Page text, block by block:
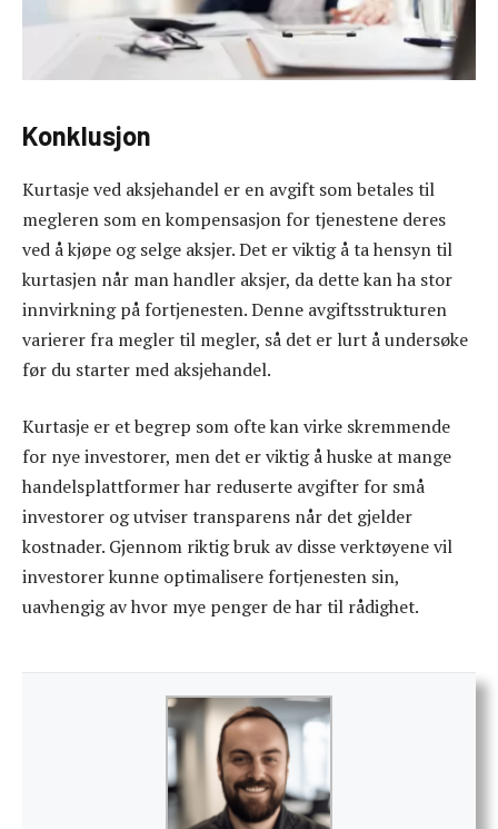
Konklusjon
Kurtasje ved aksjehandel er en avgift som betales til
megleren som en kompensasjon for tjenestene deres
ved å kjøpe og selge aksjer. Det er viktig å ta hensyn til
kurtasjen når man handler aksjer, da dette kan ha stor
innvirkning på fortjenesten. Denne avgiftsstrukturen
varierer fra megler til megler, så det er lurt å undersøke
før du starter med aksjehandel.
Kurtasje er et begrep som ofte kan virke skremmende
for nye investorer, men det er viktig å huske at mange
handelsplattformer har reduserte avgifter for små
investorer og utviser transparens når det gjelder
kostnader. Gjennom riktig bruk av disse verktøyene vil
investorer kunne optimalisere fortjenesten sin,
uavhengig av hvor mye penger de har til rådighet.